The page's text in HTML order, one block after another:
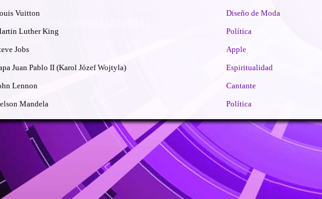
Vuitton Diseño de Moda
Luther King Política
Jobs Apple
Juan Pablo II (Karol Józef Wojtyla) Espiritualidad
Lennon Cantante
Mandela Política